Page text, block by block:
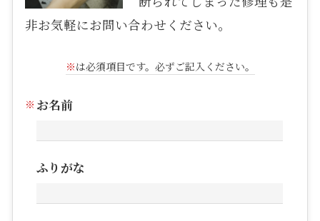
非お気軽にお問い合わせください。
※は必須項目です。必ずご記入ください。
お名前
ふりがな